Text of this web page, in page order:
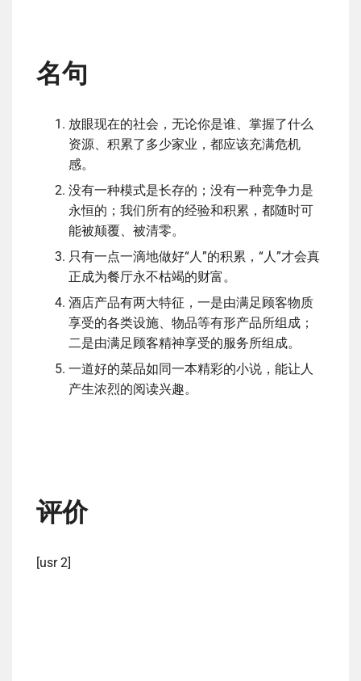
名句
放眼现在的社会，无论你是谁、掌握了什么
资源、积累了多少家业，都应该充满危机
感。
没有一种模式是长存的；没有一种竞争力是
永恒的；我们所有的经验和积累，都随时可
能被颠覆、被清零。
只有一点一滴地做好“人”的积累，“人”才会真
正成为餐厅永不枯竭的财富。
酒店产品有两大特征，一是由满足顾客物质
享受的各类设施、物品等有形产品所组成；
二是由满足顾客精神享受的服务所组成。
一道好的菜品如同一本精彩的小说，能让人
产生浓烈的阅读兴趣。
评价
[usr 2]